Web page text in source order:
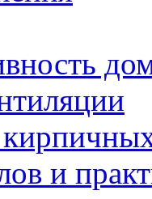
и